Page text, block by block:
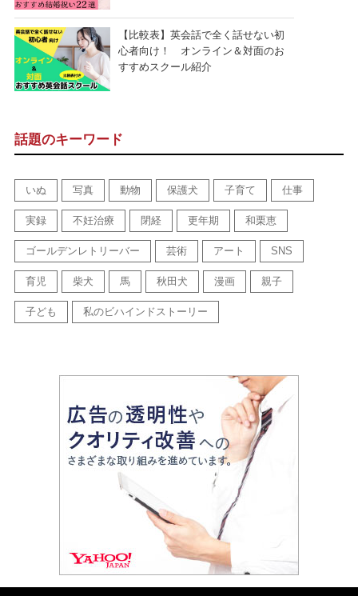
【比較表】英会話で全く話せない初
心者向け！ オンライン＆対面のお
すすめスクール紹介
話題のキーワード
いぬ 写真 動物 保護犬 子育て 仕事
実録 不妊治療 閉経 更年期 和栗恵
ゴールデンレトリーバー 芸術 アート SNS
育児 柴犬 馬 秋田犬 漫画 親子
子ども 私のビハインドストーリー